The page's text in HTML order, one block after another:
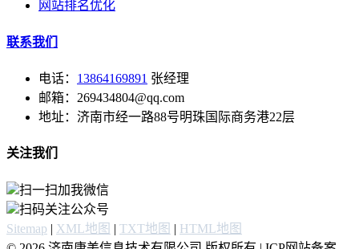
网站排名优化
联系我们
电话： 13864169891 张经理
邮箱：269434804@qq.com
地址：济南市经一路88号明珠国际商务港22层
关注我们
扫一扫加我微信
扫码关注公众号
Sitemap | XML地图 | TXT地图 | HTML地图